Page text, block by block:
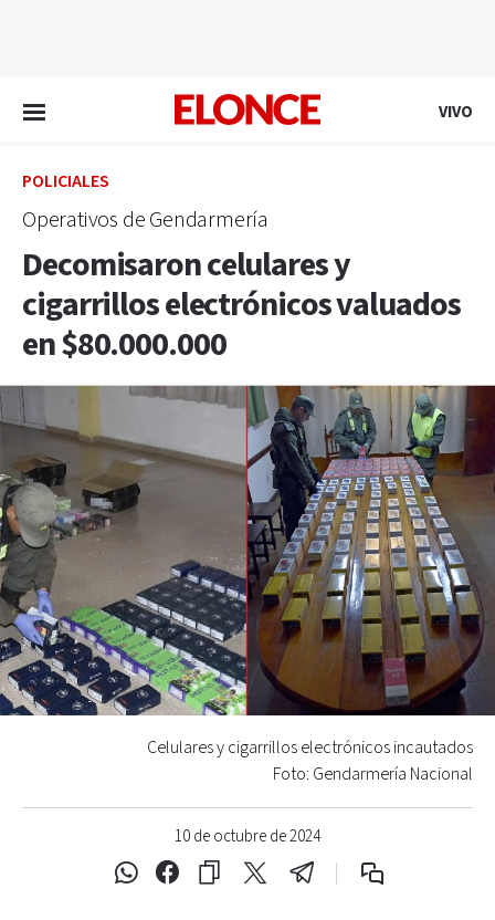
VIVO
POLICIALES
Operativos de Gendarmería
Decomisaron celulares y
cigarrillos electrónicos valuados
en $80.000.000
10 de octubre de 2024
Celulares y cigarrillos electrónicos incautados
Foto: Gendarmería Nacional